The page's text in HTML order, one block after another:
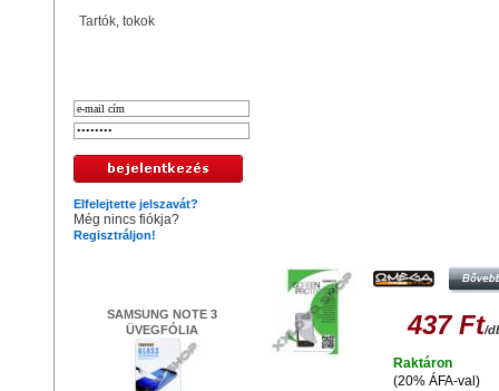
Tartók, tokok
Elfelejtette jelszavát?
Még nincs fiókja?
Regisztráljon!
SAMSUNG NOTE 3
ÜVEGFÓLIA
FÓLIA SAMSUNG I9003 41475
437 Ft/
(20% ÁFA-val)
Raktáron